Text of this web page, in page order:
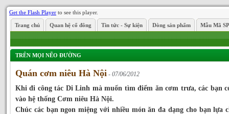
Get the Flash Player to see this player.
Trang chủ Quan hệ cổ đông Tin tức - Sự kiện Dòng sản phẩm Mẫu Mã SP
TRÊN MỌI NẼO ĐƯỜNG
Quán cơm niêu Hà Nội - 07/06/2012
Khi đi công tác Di Linh mà muốn tìm điểm ăn cơm trưa, các bạn
vào hệ thống Cơm niêu Hà Nội.
Chúc các bạn ngon miệng với nhiều món ăn đa dạng cho bạn lựa